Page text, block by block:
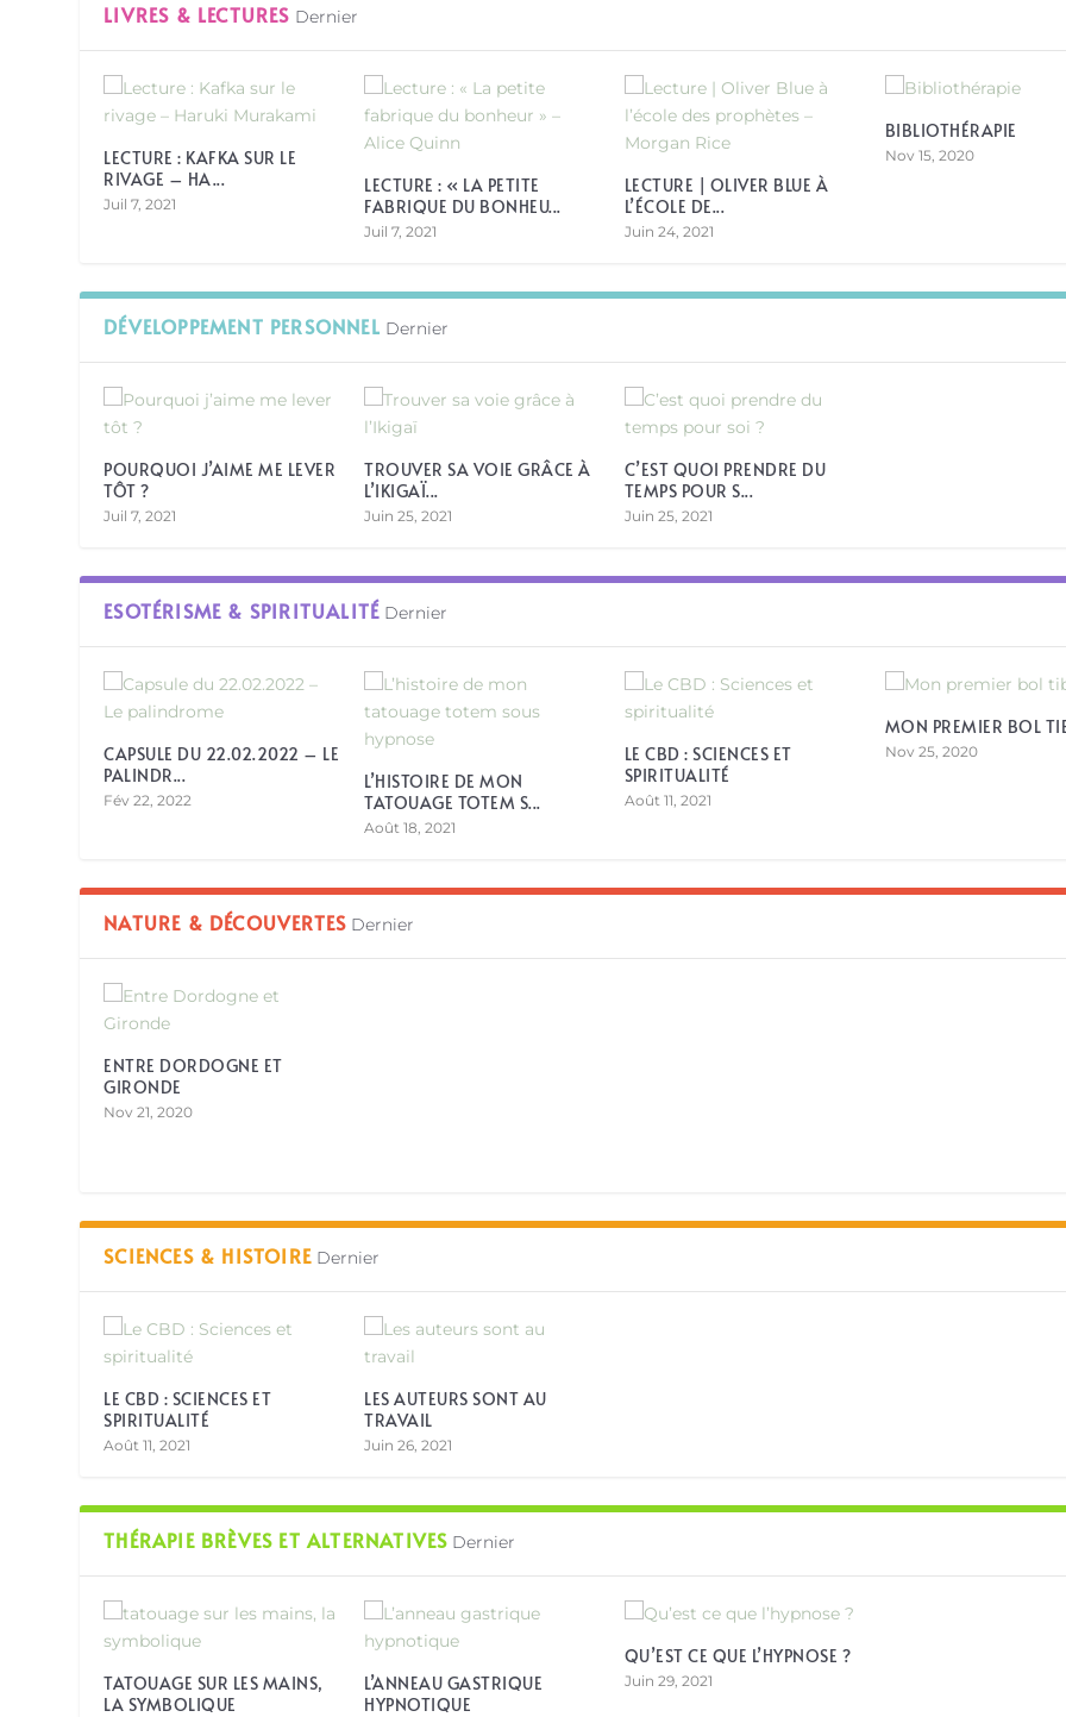
LIVRES & LECTURES Dernier
LECTURE : KAFKA SUR LE
RIVAGE – HA...
Juil 7, 2021
LECTURE : « LA PETITE
FABRIQUE DU BONHEU...
Juil 7, 2021
LECTURE | OLIVER BLUE À
L’ÉCOLE DE...
Juin 24, 2021
BIBLIOTHÉRAPIE
Nov 15, 2020
DÉVELOPPEMENT PERSONNEL Dernier
POURQUOI J’AIME ME LEVER
TÔT ?
Juil 7, 2021
TROUVER SA VOIE GRÂCE À
L’IKIGAÏ...
Juin 25, 2021
C’EST QUOI PRENDRE DU
TEMPS POUR S...
Juin 25, 2021
ESOTÉRISME & SPIRITUALITÉ Dernier
CAPSULE DU 22.02.2022 – LE
PALINDR...
Fév 22, 2022
L’HISTOIRE DE MON
TATOUAGE TOTEM S...
Août 18, 2021
LE CBD : SCIENCES ET
SPIRITUALITÉ
Août 11, 2021
MON PREMIER BOL
Nov 25, 2020
NATURE & DÉCOUVERTES Dernier
ENTRE DORDOGNE ET
GIRONDE
Nov 21, 2020
SCIENCES & HISTOIRE Dernier
LE CBD : SCIENCES ET
SPIRITUALITÉ
Août 11, 2021
LES AUTEURS SONT AU
TRAVAIL
Juin 26, 2021
THÉRAPIE BRÈVES ET ALTERNATIVES Dernier
TATOUAGE SUR LES MAINS,
LA SYMBOLIQUE
L’ANNEAU GASTRIQUE
HYPNOTIQUE
QU’EST CE QUE L’HYPNOSE ?
Juin 29, 2021